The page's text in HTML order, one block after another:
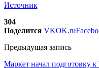
Источник
304
Поделится VKOK.ru
Предыдущая запись
Маркет начал подготовку